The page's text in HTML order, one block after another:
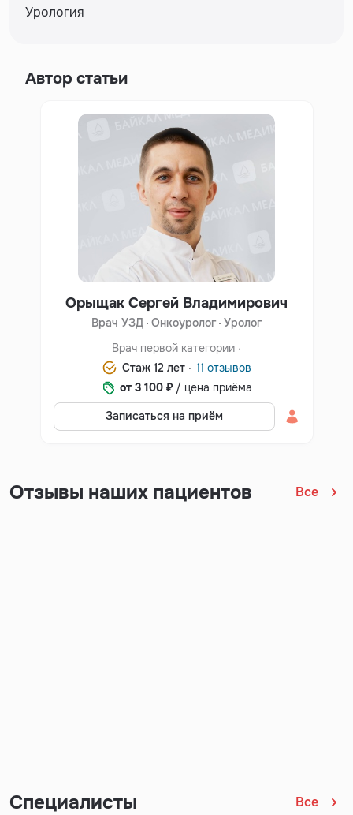
Урология
Автор статьи
Орыщак Сергей Владимирович
Врач УЗД Онкоуролог Уролог
Врач первой категории ·
Стаж 12 лет · 11 отзывов
от 3 100 ₽ / цена приёма
Записаться на приём
Отзывы наших пациентов Все
Специалисты Все